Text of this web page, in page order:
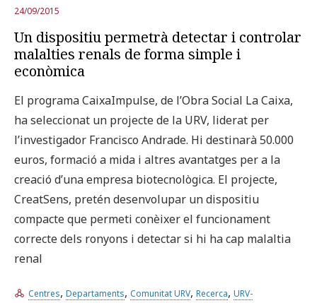
24/09/2015
Un dispositiu permetrà detectar i controlar
malalties renals de forma simple i
econòmica
El programa CaixaImpulse, de l’Obra Social La Caixa,
ha seleccionat un projecte de la URV, liderat per
l’investigador Francisco Andrade. Hi destinarà 50.000
euros, formació a mida i altres avantatges per a la
creació d’una empresa biotecnològica. El projecte,
CreatSens, pretén desenvolupar un dispositiu
compacte que permeti conèixer el funcionament
correcte dels ronyons i detectar si hi ha cap malaltia
renal
Centres, Departaments, Comunitat URV, Recerca, URV-